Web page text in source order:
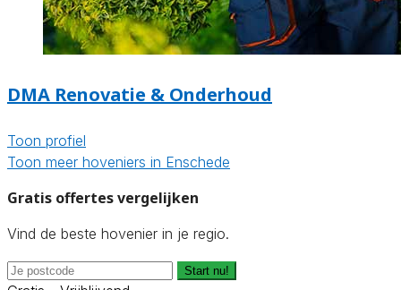
DMA Renovatie & Onderhoud
Toon profiel
Toon meer hoveniers in Enschede
Gratis offertes vergelijken
Vind de beste hovenier in je regio.
Start nu!